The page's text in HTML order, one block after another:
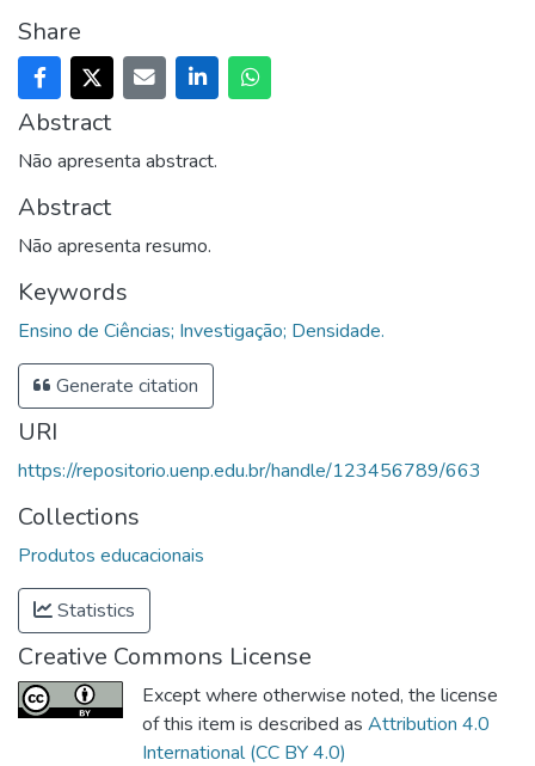
Share
Abstract
Não apresenta abstract.
Abstract
Não apresenta resumo.
Keywords
Ensino de Ciências; Investigação; Densidade.
Generate citation
URI
https://repositorio.uenp.edu.br/handle/123456789/663
Collections
Produtos educacionais
Statistics
Creative Commons License
Except where otherwise noted, the license
of this item is described as Attribution 4.0
International (CC BY 4.0)